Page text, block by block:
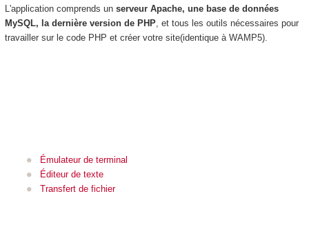
L'application comprends un serveur Apache, une base de données
MySQL, la dernière version de PHP, et tous les outils nécessaires pour
travailler sur le code PHP et créer votre site(identique à WAMP5).
Émulateur de terminal
Éditeur de texte
Transfert de fichier